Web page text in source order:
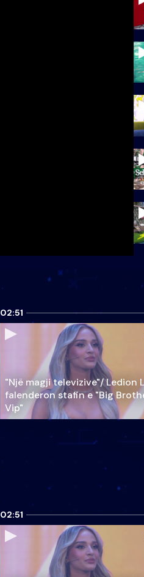
02:51
"Një magji televizive"/ Ledion
falenderon stafin e "Big
Vip"
02:51